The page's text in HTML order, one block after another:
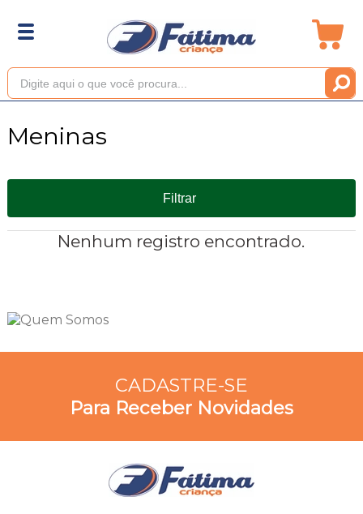
Meninas
Filtrar
Nenhum registro encontrado.
CADASTRE-SE
Para Receber Novidades